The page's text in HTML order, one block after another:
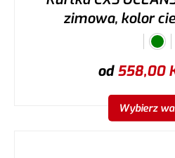
zimowa, kolor
od558,00
Wybierz